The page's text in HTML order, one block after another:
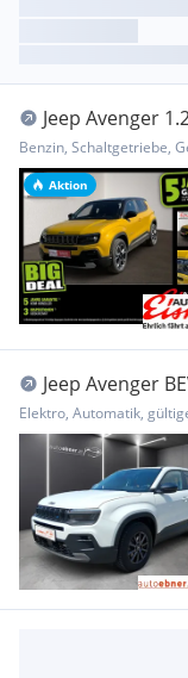
Aktion
Jeep Avenger
KlimaA LED LM
Benzin, Schaltgetriebe,
Jeep Avenger
Elektro, Automatik,